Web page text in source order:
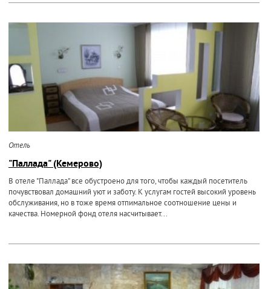
Отель
"Паллада" (Кемерово)
В отеле "Паллада" все обустроено для того, чтобы каждый посетитель
почувствовал домашний уют и заботу. К услугам гостей высокий уровень
обслуживания, но в тоже время отпимальное соотношение цены и
качества. Номерной фонд отеля насчитывает...